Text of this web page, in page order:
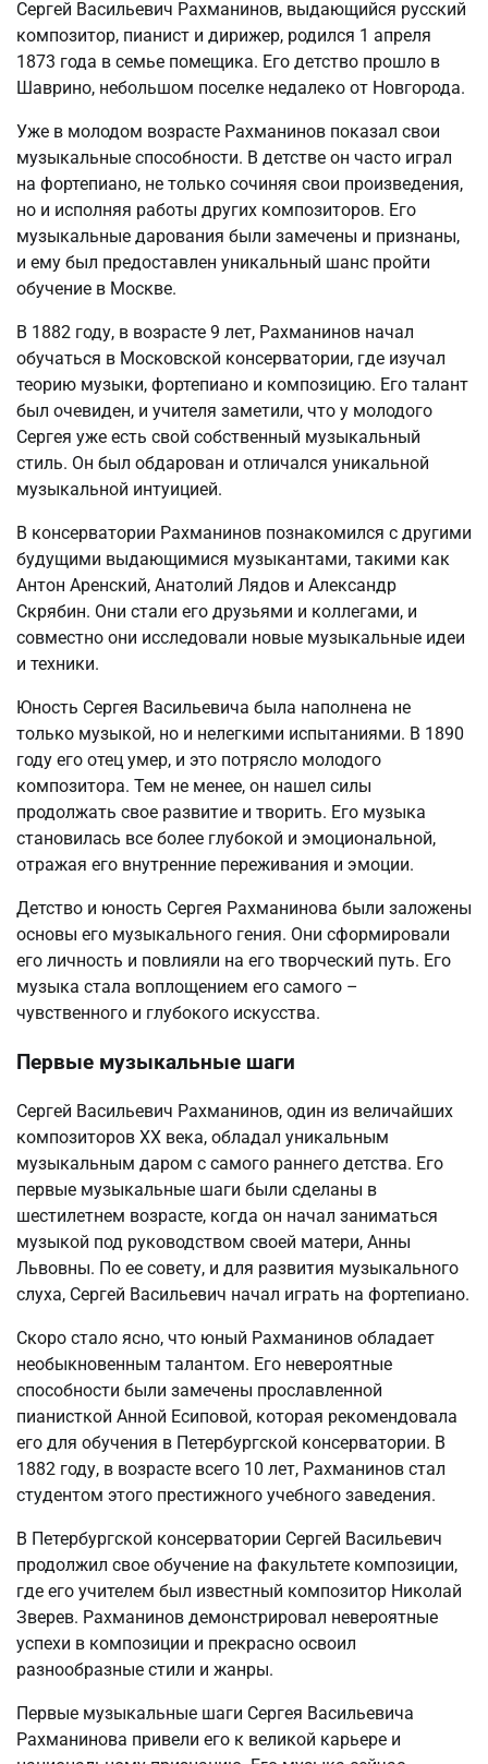
Сергей Васильевич Рахманинов, выдающийся русский
композитор, пианист и дирижер, родился 1 апреля
1873 года в семье помещика. Его детство прошло в
Шаврино, небольшом поселке недалеко от Новгорода.
Уже в молодом возрасте Рахманинов показал свои
музыкальные способности. В детстве он часто играл
на фортепиано, не только сочиняя свои произведения,
но и исполняя работы других композиторов. Его
музыкальные дарования были замечены и признаны,
и ему был предоставлен уникальный шанс пройти
обучение в Москве.
В 1882 году, в возрасте 9 лет, Рахманинов начал
обучаться в Московской консерватории, где изучал
теорию музыки, фортепиано и композицию. Его талант
был очевиден, и учителя заметили, что у молодого
Сергея уже есть свой собственный музыкальный
стиль. Он был обдарован и отличался уникальной
музыкальной интуицией.
В консерватории Рахманинов познакомился с другими
будущими выдающимися музыкантами, такими как
Антон Аренский, Анатолий Лядов и Александр
Скрябин. Они стали его друзьями и коллегами, и
совместно они исследовали новые музыкальные идеи
и техники.
Юность Сергея Васильевича была наполнена не
только музыкой, но и нелегкими испытаниями. В 1890
году его отец умер, и это потрясло молодого
композитора. Тем не менее, он нашел силы
продолжать свое развитие и творить. Его музыка
становилась все более глубокой и эмоциональной,
отражая его внутренние переживания и эмоции.
Детство и юность Сергея Рахманинова были заложены
основы его музыкального гения. Они сформировали
его личность и повлияли на его творческий путь. Его
музыка стала воплощением его самого –
чувственного и глубокого искусства.
Первые музыкальные шаги
Сергей Васильевич Рахманинов, один из величайших
композиторов XX века, обладал уникальным
музыкальным даром с самого раннего детства. Его
первые музыкальные шаги были сделаны в
шестилетнем возрасте, когда он начал заниматься
музыкой под руководством своей матери, Анны
Львовны. По ее совету, и для развития музыкального
слуха, Сергей Васильевич начал играть на фортепиано.
Скоро стало ясно, что юный Рахманинов обладает
необыкновенным талантом. Его невероятные
способности были замечены прославленной
пианисткой Анной Есиповой, которая рекомендовала
его для обучения в Петербургской консерватории. В
1882 году, в возрасте всего 10 лет, Рахманинов стал
студентом этого престижного учебного заведения.
В Петербургской консерватории Сергей Васильевич
продолжил свое обучение на факультете композиции,
где его учителем был известный композитор Николай
Зверев. Рахманинов демонстрировал невероятные
успехи в композиции и прекрасно освоил
разнообразные стили и жанры.
Первые музыкальные шаги Сергея Васильевича
Рахманинова привели его к великой карьере и